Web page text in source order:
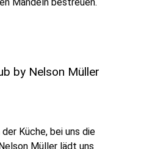
by Nelson Müller
Küche, bei uns die
Müller lädt uns